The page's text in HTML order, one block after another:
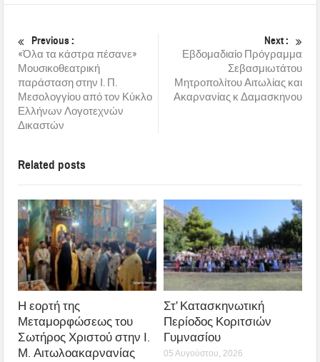
Previous :
«Όλα τα κάστρα πέσανε»
Μουσικοθεατρική
παράσταση στην Ι. Π.
Μεσολογγίου από τον Κύκλο
Ελλήνων Λογοτεχνών
Δικαστών
Next :
Εβδομαδιαίο Πρόγραμμα
Σεβασμιωτάτου
Μητροπολίτου Αιτωλίας και
Ακαρνανίας κ Δαμασκηνου
Related posts
Η εορτή της
Μεταμορφώσεως του
Σωτήρος Χριστού στην Ι.
Μ. Αιτωλοακαρνανίας
Στ’ Κατασκηνωτική
Περίοδος Κοριτσιών
Γυμνασίου
05 Αυγούστου, 2026